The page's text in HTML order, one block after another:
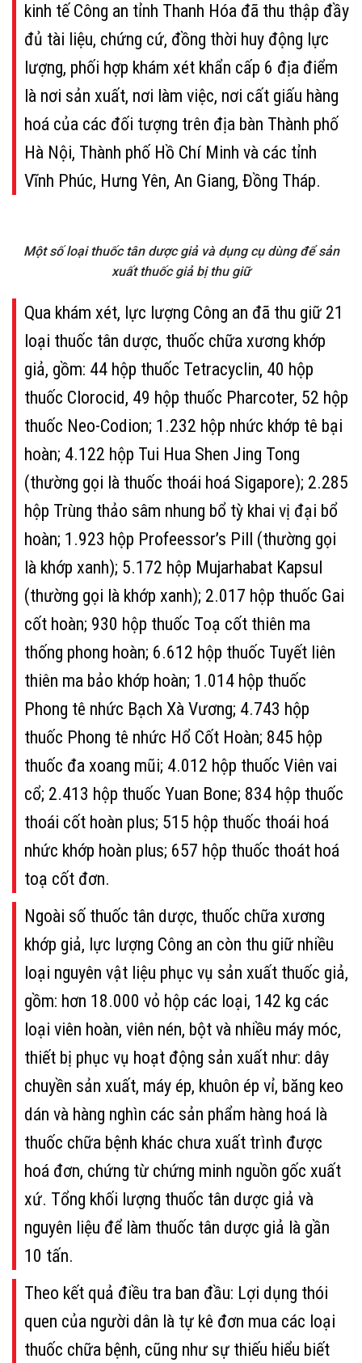
kinh tế Công an tỉnh Thanh Hóa đã thu thập đầy
đủ tài liệu, chứng cứ, đồng thời huy động lực
lượng, phối hợp khám xét khẩn cấp 6 địa điểm
là nơi sản xuất, nơi làm việc, nơi cất giấu hàng
hoá của các đối tượng trên địa bàn Thành phố
Hà Nội, Thành phố Hồ Chí Minh và các tỉnh
Vĩnh Phúc, Hưng Yên, An Giang, Đồng Tháp.
Một số loại thuốc tân dược giả và dụng cụ dùng để sản
xuất thuốc giả bị thu giữ
Qua khám xét, lực lượng Công an đã thu giữ 21
loại thuốc tân dược, thuốc chữa xương khớp
giả, gồm: 44 hộp thuốc Tetracyclin, 40 hộp
thuốc Clorocid, 49 hộp thuốc Pharcoter, 52 hộp
thuốc Neo-Codion; 1.232 hộp nhức khớp tê bại
hoàn; 4.122 hộp Tui Hua Shen Jing Tong
(thường gọi là thuốc thoái hoá Sigapore); 2.285
hộp Trùng thảo sâm nhung bổ tỳ khai vị đại bổ
hoàn; 1.923 hộp Profeessor’s Pill (thường gọi
là khớp xanh); 5.172 hộp Mujarhabat Kapsul
(thường gọi là khớp xanh); 2.017 hộp thuốc Gai
cốt hoàn; 930 hộp thuốc Toạ cốt thiên ma
thống phong hoàn; 6.612 hộp thuốc Tuyết liên
thiên ma bảo khớp hoàn; 1.014 hộp thuốc
Phong tê nhức Bạch Xà Vương; 4.743 hộp
thuốc Phong tê nhức Hổ Cốt Hoàn; 845 hộp
thuốc đa xoang mũi; 4.012 hộp thuốc Viên vai
cổ; 2.413 hộp thuốc Yuan Bone; 834 hộp thuốc
thoái cốt hoàn plus; 515 hộp thuốc thoái hoá
nhức khớp hoàn plus; 657 hộp thuốc thoát hoá
toạ cốt đơn.
Ngoài số thuốc tân dược, thuốc chữa xương
khớp giả, lực lượng Công an còn thu giữ nhiều
loại nguyên vật liệu phục vụ sản xuất thuốc giả,
gồm: hơn 18.000 vỏ hộp các loại, 142 kg các
loại viên hoàn, viên nén, bột và nhiều máy móc,
thiết bị phục vụ hoạt động sản xuất như: dây
chuyền sản xuất, máy ép, khuôn ép vỉ, băng keo
dán và hàng nghìn các sản phẩm hàng hoá là
thuốc chữa bệnh khác chưa xuất trình được
hoá đơn, chứng từ chứng minh nguồn gốc xuất
xứ. Tổng khối lượng thuốc tân dược giả và
nguyên liệu để làm thuốc tân dược giả là gần
10 tấn.
Theo kết quả điều tra ban đầu: Lợi dụng thói
quen của người dân là tự kê đơn mua các loại
thuốc chữa bệnh, cũng như sự thiếu hiểu biết